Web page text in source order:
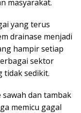
masyarakat.
yang terus
drainase menjadi
hampir setiap
sektor
tidak sedikit.
dan tambak
memicu gagal